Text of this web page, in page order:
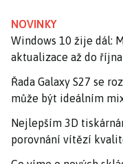
NOVINKY
Windows 10 žije dál:
aktualizace až do
Řada Galaxy S27 se
může být ideálním
Nejlepším 3D
porovnání vítězí